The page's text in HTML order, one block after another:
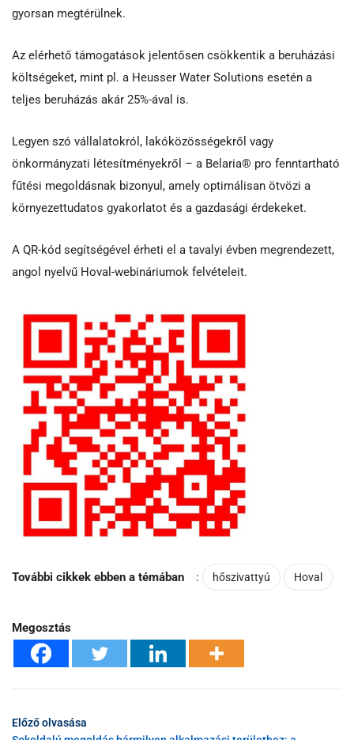
gyorsan megtérülnek.
Az elérhető támogatások jelentősen csökkentik a beruházási
költségeket, mint pl. a Heusser Water Solutions esetén a
teljes beruházás akár 25%-ával is.
Legyen szó vállalatokról, lakóközösségekről vagy
önkormányzati létesítményekről – a Belaria® pro fenntartható
fűtési megoldásnak bizonyul, amely optimálisan ötvözi a
környezettudatos gyakorlatot és a gazdasági érdekeket.
A QR-kód segítségével érheti el a tavalyi évben megrendezett,
angol nyelvű Hoval-webináriumok felvételeit.
További cikkek ebben a témában : hőszivattyú Hoval
Megosztás
Előző olvasása